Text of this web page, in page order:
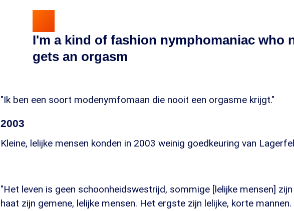
I'm a kind of fashion nymphomaniac who
gets an orgasm
"Ik ben een soort modenymfomaan die nooit een orgasme krijgt."
2003
Kleine, lelijke mensen konden in 2003 weinig goedkeuring van
"Het leven is geen schoonheidswestrijd, sommige [lelijke mensen]
haat zijn gemene, lelijke mensen. Het ergste zijn lelijke, korte mannen.